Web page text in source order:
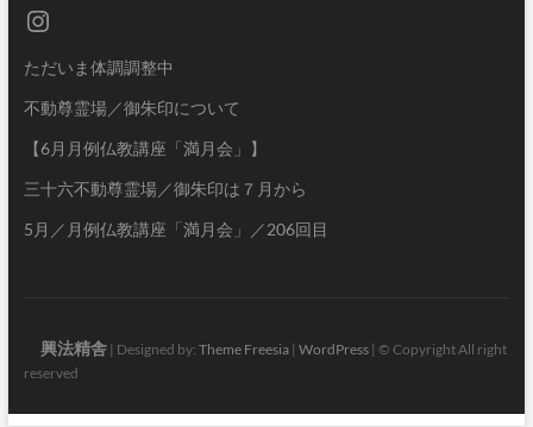
Instagram
ただいま体調調整中
不動尊霊場／御朱印について
【6月月例仏教講座「満月会」】
三十六不動尊霊場／御朱印は７月から
5月／月例仏教講座「満月会」／206回目
興法精舎| Designed by: Theme Freesia| WordPress| © Copyright All right
reserved